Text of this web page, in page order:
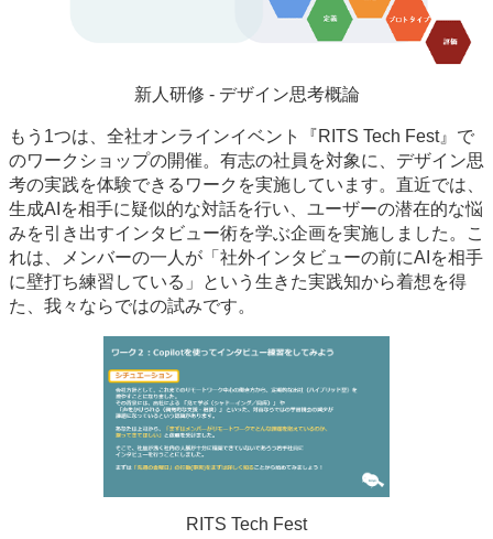
新人研修 - デザイン思考概論
もう1つは、全社オンラインイベント『RITS Tech Fest』で
のワークショップの開催。有志の社員を対象に、デザイン思
考の実践を体験できるワークを実施しています。直近では、
生成AIを相手に疑似的な対話を行い、ユーザーの潜在的な悩
みを引き出すインタビュー術を学ぶ企画を実施しました。こ
れは、メンバーの一人が「社外インタビューの前にAIを相手
に壁打ち練習している」という生きた実践知から着想を得
た、我々ならではの試みです。
RITS Tech Fest